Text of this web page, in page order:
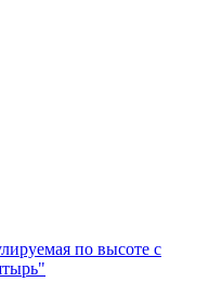
по высоте с